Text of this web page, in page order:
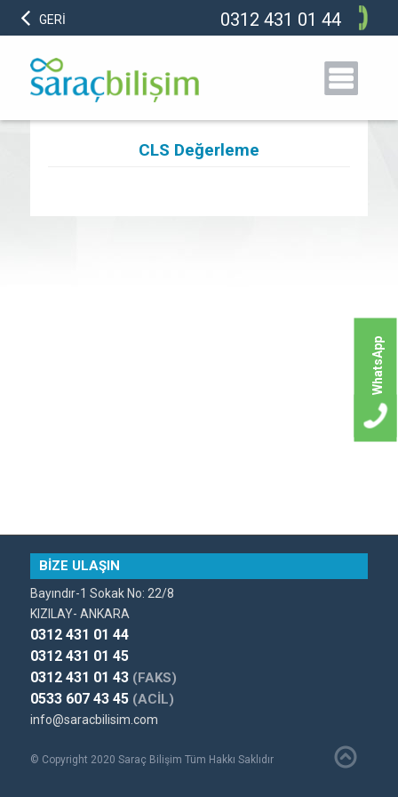
GERİ 0312 431 01 44
CLS Değerleme
BİZE ULAŞIN
Bayındır-1 Sokak No: 22/8
KIZILAY- ANKARA
0312 431 01 44
0312 431 01 45
0312 431 01 43 (FAKS)
0533 607 43 45 (ACİL)
info@saracbilisim.com
© Copyright 2020 Saraç Bilişim Tüm Hakkı Saklıdır
WhatsApp